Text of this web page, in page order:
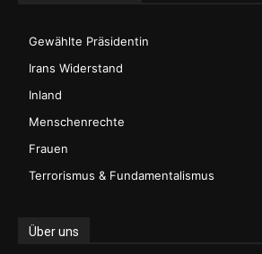
Gewählte Präsidentin
Irans Widerstand
Inland
Menschenrechte
Frauen
Terrorismus & Fundamentalismus
Über uns